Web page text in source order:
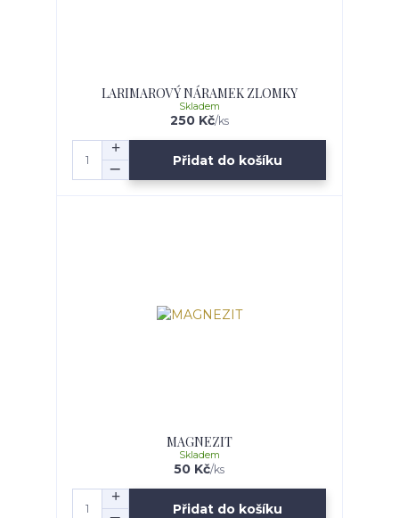
LARIMAROVÝ NÁRAMEK ZLOMKY
250 Kč/ks
Skladem
Přidat do košíku
MAGNEZIT
50 Kč/ks
Skladem
Přidat do košíku